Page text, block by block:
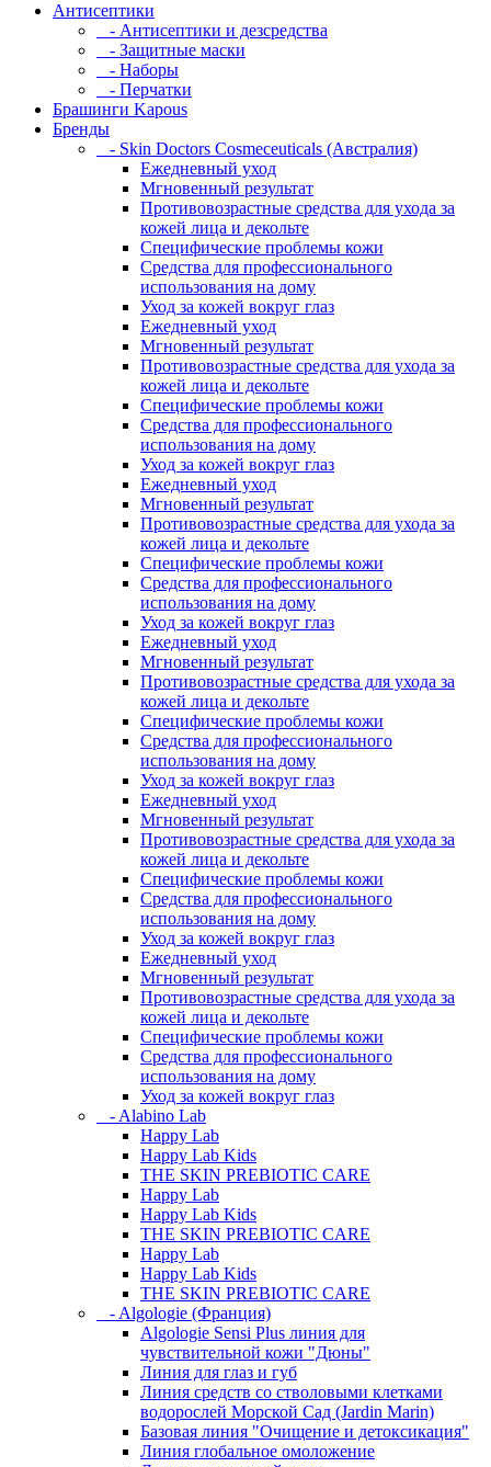
Антисептики
- Антисептики и дезсредства
- Защитные маски
- Наборы
- Перчатки
Брашинги Kapous
Бренды
- Skin Doctors Cosmeceuticals (Австралия)
Ежедневный уход
Мгновенный результат
Противовозрастные средства для ухода за
кожей лица и декольте
Специфические проблемы кожи
Средства для профессионального
использования на дому
Уход за кожей вокруг глаз
Ежедневный уход
Мгновенный результат
Противовозрастные средства для ухода за
кожей лица и декольте
Специфические проблемы кожи
Средства для профессионального
использования на дому
Уход за кожей вокруг глаз
Ежедневный уход
Мгновенный результат
Противовозрастные средства для ухода за
кожей лица и декольте
Специфические проблемы кожи
Средства для профессионального
использования на дому
Уход за кожей вокруг глаз
Ежедневный уход
Мгновенный результат
Противовозрастные средства для ухода за
кожей лица и декольте
Специфические проблемы кожи
Средства для профессионального
использования на дому
Уход за кожей вокруг глаз
Ежедневный уход
Мгновенный результат
Противовозрастные средства для ухода за
кожей лица и декольте
Специфические проблемы кожи
Средства для профессионального
использования на дому
Уход за кожей вокруг глаз
Ежедневный уход
Мгновенный результат
Противовозрастные средства для ухода за
кожей лица и декольте
Специфические проблемы кожи
Средства для профессионального
использования на дому
Уход за кожей вокруг глаз
- Alabino Lab
Happy Lab
Happy Lab Kids
THE SKIN PREBIOTIC CARE
Happy Lab
Happy Lab Kids
THE SKIN PREBIOTIC CARE
Happy Lab
Happy Lab Kids
THE SKIN PREBIOTIC CARE
- Algologie (Франция)
Algologie Sensi Plus линия для
чувcтвительной кожи "Дюны"
Линия для глаз и губ
Линия средств со стволовыми клетками
водорослей Морской Сад (Jardin Marin)
Базовая линия "Очищение и детоксикация"
Линия глобальное омоложение